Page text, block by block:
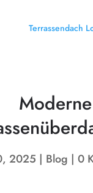
Moderne
2025 Blog 0